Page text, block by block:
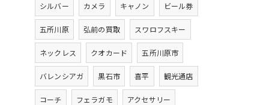
シルバー カメラ キャノン ビール券
五所川原 弘前の買取 スワロフスキー
ネックレス クオカード 五所川原市
バレンシアガ 黒石市 喜平 観光通店
コーチ フェラガモ アクセサリー